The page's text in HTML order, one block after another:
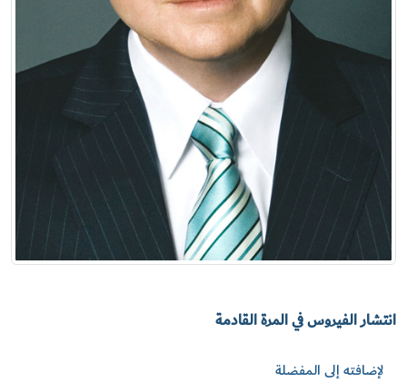
انتشار الفيروس في المرة القادمة
لإضافته إلى المفضلة